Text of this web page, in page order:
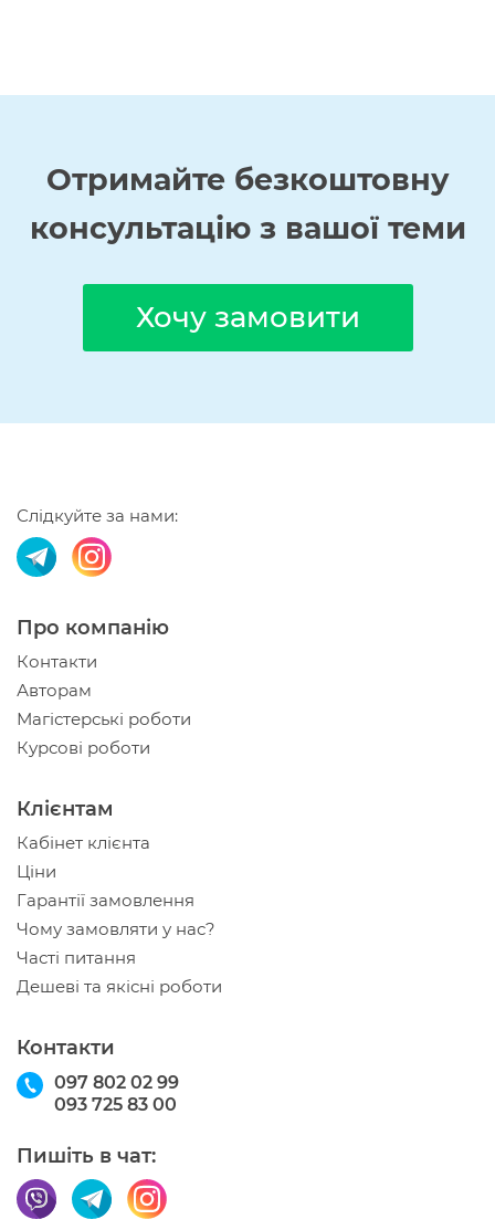
Отримайте безкоштовну
консультацію з вашої теми
Хочу замовити
Слідкуйте за нами:
Про компанію
Контакти
Авторам
Магістерські роботи
Курсові роботи
Клієнтам
Кабінет клієнта
Ціни
Гарантії замовлення
Чому замовляти у нас?
Часті питання
Дешеві та якісні роботи
Контакти
097 802 02 99
093 725 83 00
Пишіть в чат: